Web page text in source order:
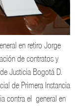
en retiro Jorge
de contratos y
Justicia Bogotá D.
de Primera Instancia
contra el general en